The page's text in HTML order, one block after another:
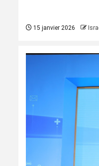
15 janvier 2026